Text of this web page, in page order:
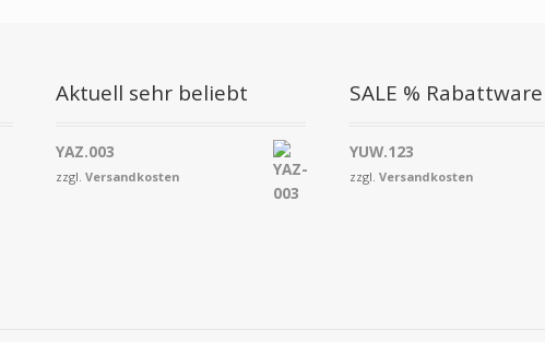
Aktuell sehr beliebt
YAZ.003
zzgl.Versandkosten
SALE % Rabattware
YUW.123
zzgl. Versandkosten